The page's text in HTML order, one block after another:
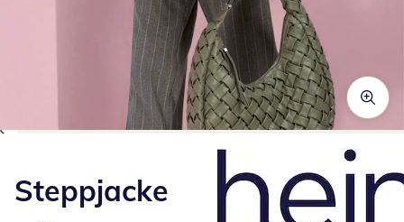
Steppjacke